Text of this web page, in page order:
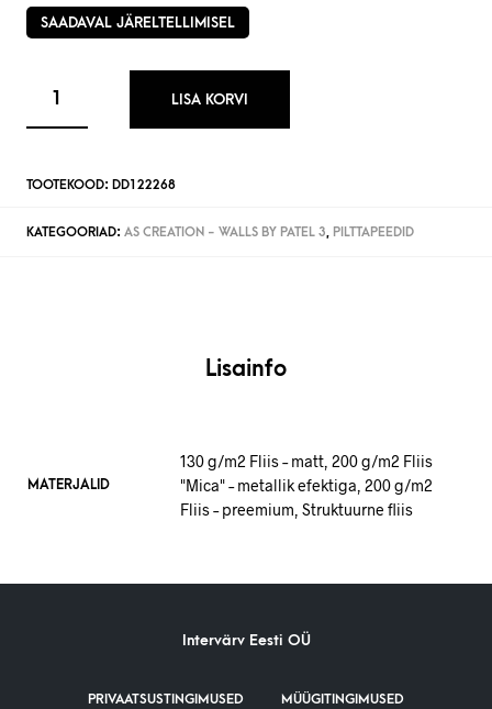
SAADAVAL JÄRELTELLIMISEL
LISA KORVI
TOOTEKOOD: DD122268
KATEGOORIAD: AS CREATION - WALLS BY PATEL 3, PILTTAPEEDID
Lisainfo
MATERJALID
130 g/m2 Fliis – matt, 200 g/m2 Fliis
"Mica" – metallik efektiga, 200 g/m2
Fliis – preemium, Struktuurne fliis
Intervärv Eesti OÜ
PRIVAATSUSTINGIMUSED MÜÜGITINGIMUSED